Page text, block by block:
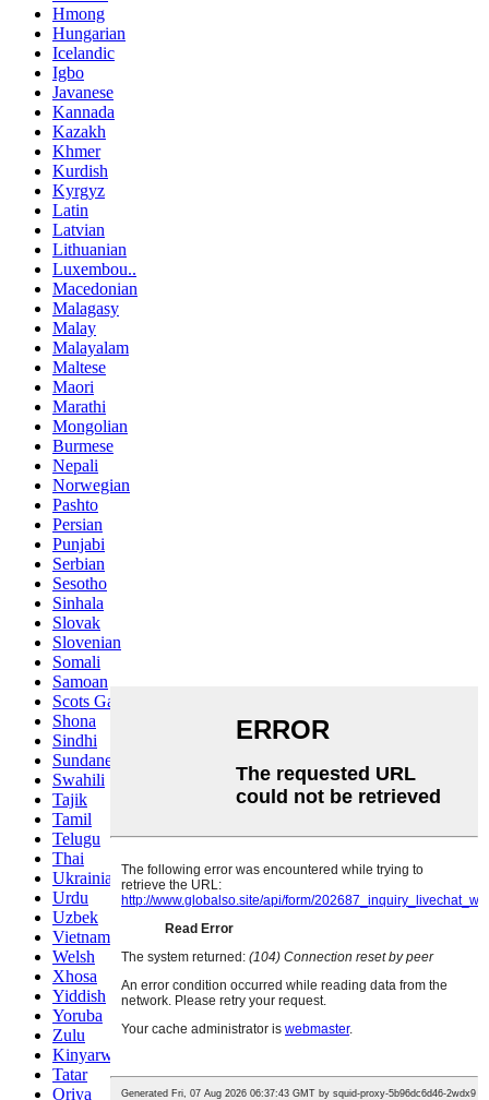
Hmong
Hungarian
Icelandic
Igbo
Javanese
Kannada
Kazakh
Khmer
Kurdish
Kyrgyz
Latin
Latvian
Lithuanian
Luxembou..
Macedonian
Malagasy
Malay
Malayalam
Maltese
Maori
Marathi
Mongolian
Burmese
Nepali
Norwegian
Pashto
Persian
Punjabi
Serbian
Sesotho
Sinhala
Slovak
Slovenian
Somali
Samoan
Scots Gaelic
Shona
Sindhi
Sundanese
Swahili
Tajik
Tamil
Telugu
Thai
Ukrainian
Urdu
Uzbek
Vietnamese
Welsh
Xhosa
Yiddish
Yoruba
Zulu
Kinyarwanda
Tatar
Oriya